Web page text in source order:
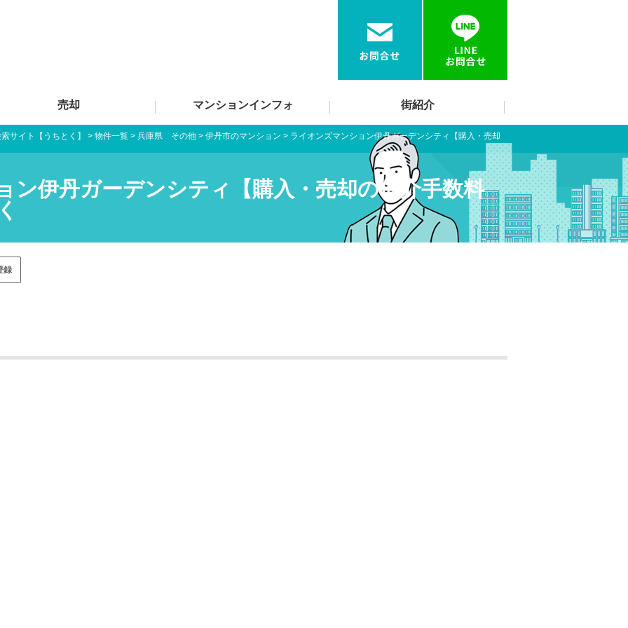
売却 マンションインフォ 街紹介
サイト【うちとく】 > 物件一覧 > 兵庫県 その他 > 伊丹市のマンション > ライオンズマンション伊丹ガーデンシティ【購入・売却
ン伊丹ガーデンシティ【購入・売却の仲介手数料
録